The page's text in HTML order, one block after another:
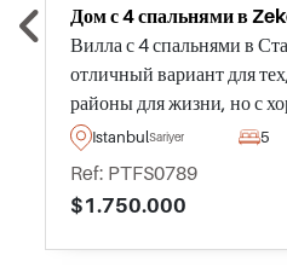
Дом с 4 спальнями в
Вилла с 4 спальнями в
отличный вариант для
районы для жизни, но с
историческим
дом - это то, что должно
теми. кто хочет
ближайшем будущем.
IstanbulSariyer 5
Ref: PTFS0789
$1.750.000